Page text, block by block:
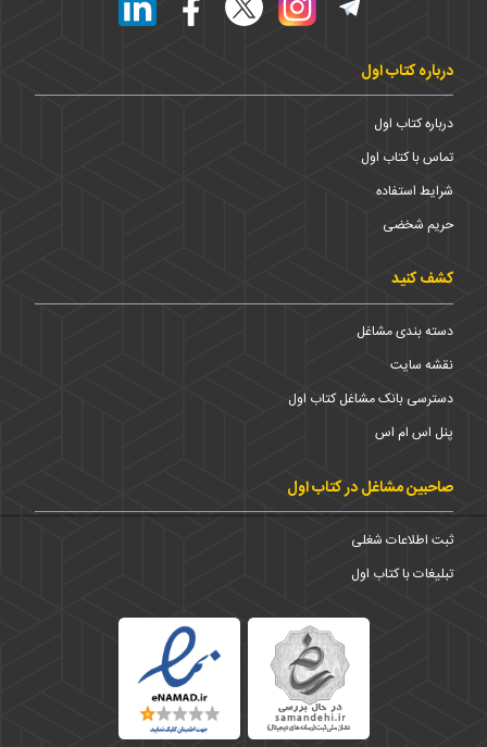
درباره کتاب اول
درباره کتاب اول
تماس با کتاب اول
شرایط استفاده
حریم شخضی
کشف کنید
دسته بندی مشاغل
نقشه سایت
دسترسی بانک مشاغل کتاب اول
پنل اس ام اس
صاحبین مشاغل در کتاب اول
ثبت اطلاعات شغلی
تبلیغات با کتاب اول